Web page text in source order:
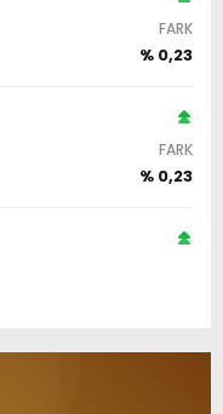
FARK
% 0,23
FARK
% 0,23